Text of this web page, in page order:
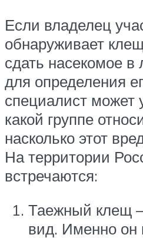
Если владелец
обнаруживает
сдать насекомое
для определения
специалист может
какой группе
насколько этот
На территории
встречаются:
Таежный клещ
вид. Именно он